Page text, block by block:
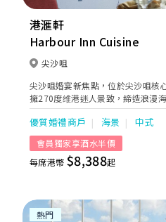
港滙軒
Harbour Inn Cuisine
尖沙咀
尖沙咀婚宴新焦點，位於尖沙咀核
擁270度维港迷人景致，締造浪漫
蓋，設有時鐘代客泊車，同時亦鄰
地區，極為方便。 港滙軒裝飾充滿
幕牆沿宴會廳延伸開去。設計糅合
麗閃爍的水晶燈，盡顯尊貴高雅氣派
優質婚禮商戶 海景 中式
會員獨家享酒水半價
每席港幣 $8,388起
熱門